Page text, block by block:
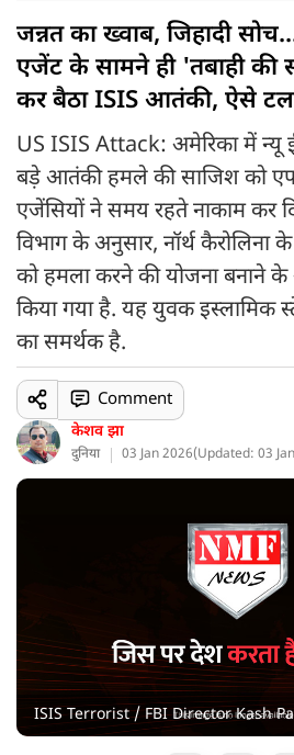
जन्नत का ख्वाब, जिहादी
एजेंट के सामने ही 'तबाही की
कर बैठा ISIS आतंकी, ऐसे
US ISIS Attack: अमेरिका में
बड़े आतंकी हमले की साजिश को
एजेंसियों ने समय रहते नाकाम कर
विभाग के अनुसार, नॉर्थ कैरोलिना
को हमला करने की योजना बनाने के
किया गया है. यह युवक
का समर्थक है.
केशव झा
दुनिया 03 Jan 2026(Updated: 03
Comment
ISIS Terrorist / FBI Director Kash